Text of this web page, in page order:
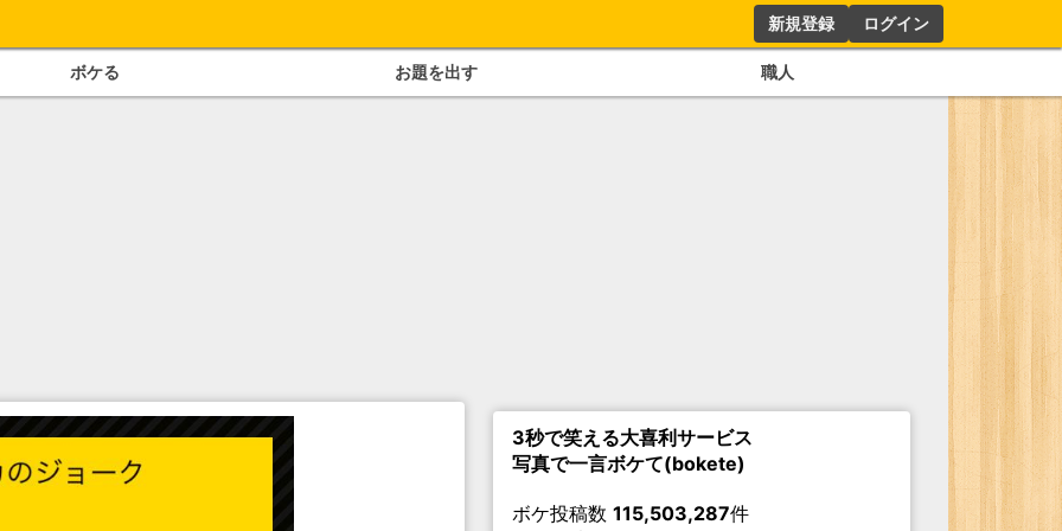
新規登録 ログイン
ボケる お題を出す 職人
3秒で笑える大喜利サービス
写真で一言ボケて(bokete)
ボケ投稿数 115,503,287件